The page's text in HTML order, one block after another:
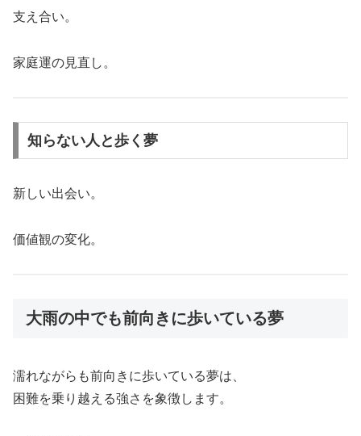
支え合い。
家庭運の見直し。
知らない人と歩く夢
新しい出会い。
価値観の変化。
大雨の中でも前向きに歩いている夢
濡れながらも前向きに歩いている夢は、
困難を乗り越える強さを象徴します。